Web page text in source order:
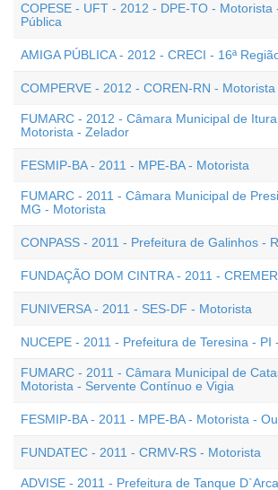
COPESE - UFT - 2012 - DPE-TO - Motorista
Pública
AMIGA PÚBLICA - 2012 - CRECI - 16ª
COMPERVE - 2012 - COREN-RN - Motorista
FUMARC - 2012 - Câmara Municipal de
Motorista - Zelador
FESMIP-BA - 2011 - MPE-BA - Motorista
FUMARC - 2011 - Câmara Municipal de
MG - Motorista
CONPASS - 2011 - Prefeitura de Galinhos -
FUNDAÇÃO DOM CINTRA - 2011 -
FUNIVERSA - 2011 - SES-DF - Motorista
NUCEPE - 2011 - Prefeitura de Teresina - PI
FUMARC - 2011 - Câmara Municipal de
Motorista - Servente Contínuo e Vigia
FESMIP-BA - 2011 - MPE-BA - Motorista -
FUNDATEC - 2011 - CRMV-RS - Motorista
ADVISE - 2011 - Prefeitura de Tanque